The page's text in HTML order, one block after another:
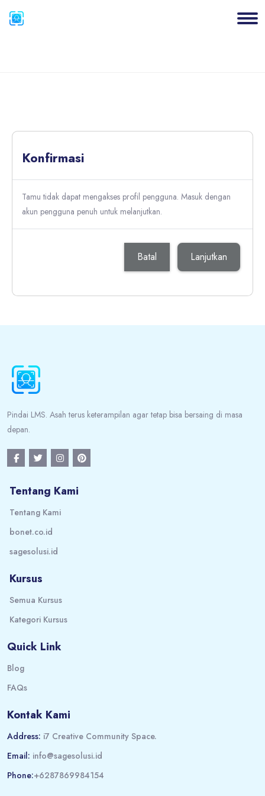
Konfirmasi
Tamu tidak dapat mengakses profil pengguna. Masuk dengan
akun pengguna penuh untuk melanjutkan.
Batal Lanjutkan
Pindai LMS. Asah terus keterampilan agar tetap bisa bersaing di masa
depan.
Tentang Kami
Tentang Kami
bonet.co.id
sagesolusi.id
Kursus
Semua Kursus
Kategori Kursus
Quick Link
Blog
FAQs
Kontak Kami
Address: i7 Creative Community Space.
Email: info@sagesolusi.id
Phone:+6287869984154